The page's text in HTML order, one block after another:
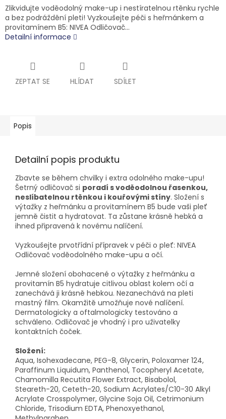
Zlikvidujte voděodolný make-up i nestíratelnou rtěnku rychle
a bez podráždění pleti! Vyzkoušejte péči s heřmánkem a
provitamínem B5: NIVEA Odličovač…
Detailní informace
ZEPTAT SE HLÍDAT SDÍLET
Popis
Detailní popis produktu
Zbavte se během chvilky i extra odolného make-upu!
Šetrný odličovač si poradí s voděodolnou řasenkou,
neslíbatelnou rtěnkou i kouřovými stíny. Složení s
výtažky z heřmánku a provitamínem B5 bude vaši pleť
jemně čistit a hydratovat. Ta zůstane krásně hebká a
ihned připravená k novému nalíčení.
Vyzkoušejte prvotřídní přípravek v péči o pleť: NIVEA
Odličovač voděodolného make-upu a očí.
Jemné složení obohacené o výtažky z heřmánku a
provitamín B5 hydratuje citlivou oblast kolem očí a
zanechává ji krásně hebkou. Nezanechává na pleti
mastný film. Okamžitě umožňuje nové nalíčení.
Dermatologicky a oftalmologicky testováno a
schváleno. Odličovač je vhodný i pro uživatelky
kontaktních čoček.
Složení:
Aqua, Isohexadecane, PEG-8, Glycerin, Poloxamer 124,
Paraffinum Liquidum, Panthenol, Tocopheryl Acetate,
Chamomilla Recutita Flower Extract, Bisabolol,
Steareth-20, Ceteth-20, Sodium Acrylates/C10-30 Alkyl
Acrylate Crosspolymer, Glycine Soja Oil, Cetrimonium
Chloride, Trisodium EDTA, Phenoxyethanol,